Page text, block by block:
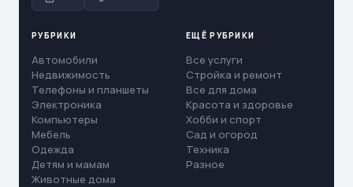
РУБРИКИ
Автомобили
Недвижимость
Телефоны и планшеты
Электроника
Компьютеры
Мебель
Одежда
Детям и мамам
Животные дома
ЕЩЁ РУБРИКИ
Все услуги
Стройка и ремонт
Все для дома
Красота и здоровье
Хобби и спорт
Сад и огород
Техника
Разное